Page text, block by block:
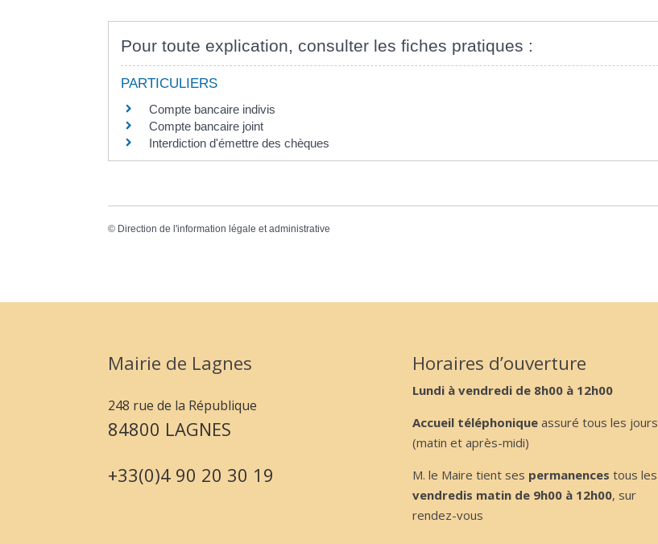
Pour toute explication, consulter les fiches pratiques :
PARTICULIERS
Compte bancaire indivis
Compte bancaire joint
Interdiction d'émettre des chèques
© Direction de l'information légale et administrative
Mairie de Lagnes
248 rue de la République
84800 LAGNES
+33(0)4 90 20 30 19
Horaires d’ouverture
Lundi à vendredi de 8h00 à 12h00
Accueil téléphonique assuré tous les jours
(matin et après-midi)
M. le Maire tient ses permanences tous les
vendredis matin de 9h00 à 12h00, sur
rendez-vous